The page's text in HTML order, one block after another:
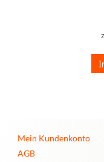
Mein Kundenkonto
AGB